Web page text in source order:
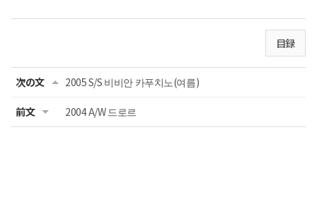
目録
次の文 2005 S/S 비비안 카푸치노(여름)
前文 2004 A/W 드로르